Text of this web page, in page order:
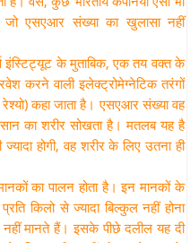
जो एसएआर संख्या का खुलासा नहीं
के मुताबिक, एक तय वक्त के
करने वाली इलेक्ट्रोमेग्नेटिक तरंगों
कहा जाता है। एसएआर संख्या वह
का शरीर सोखता है। मतलब यह है
होगी, वह शरीर के लिए उतना ही
का पालन होता है। इन मानकों के
किलो से ज्यादा बिल्कुल नहीं होना
मानते हैं। इसके पीछे दलील यह दी